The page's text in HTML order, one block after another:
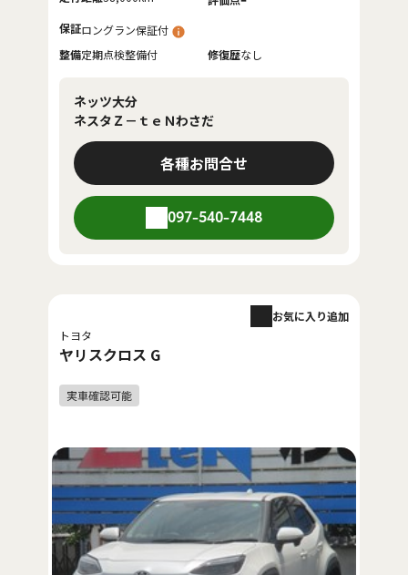
保証ロングラン保証付
整備定期点検整備付 修復歴なし
ネッツ大分
ネスタＺ－ｔｅＮわさだ
各種お問合せ
097-540-7448
トヨタ
ヤリスクロス G
お気に入り追加